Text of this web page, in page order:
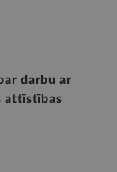
darbu ar
attīstības